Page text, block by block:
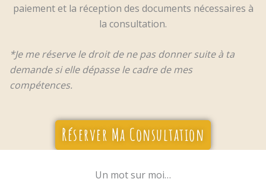
paiement et la réception des documents nécessaires à
la consultation.
*Je me réserve le droit de ne pas donner suite à ta
demande si elle dépasse le cadre de mes
compétences.
Réserver Ma Consultation
Un mot sur moi…